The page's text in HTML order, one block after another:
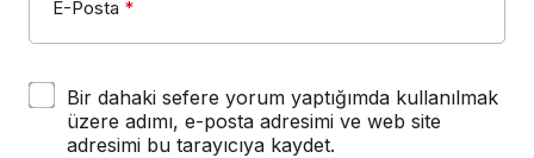
E-Posta *
Bir dahaki sefere yorum yaptığımda kullanılmak
üzere adımı, e-posta adresimi ve web site
adresimi bu tarayıcıya kaydet.